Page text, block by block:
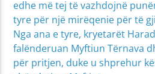
edhe më tej të vazhdojnë
tyre për një mirëqenie për të
Nga ana e tyre, kryetarët
falënderuan Myftiun Tërnava
për pritjen, duke u shprehur